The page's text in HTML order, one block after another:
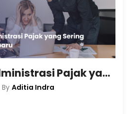
Kesalahan Administrasi Pajak yang Sering Terjadi di Banjarbaru
By Aditia Indra